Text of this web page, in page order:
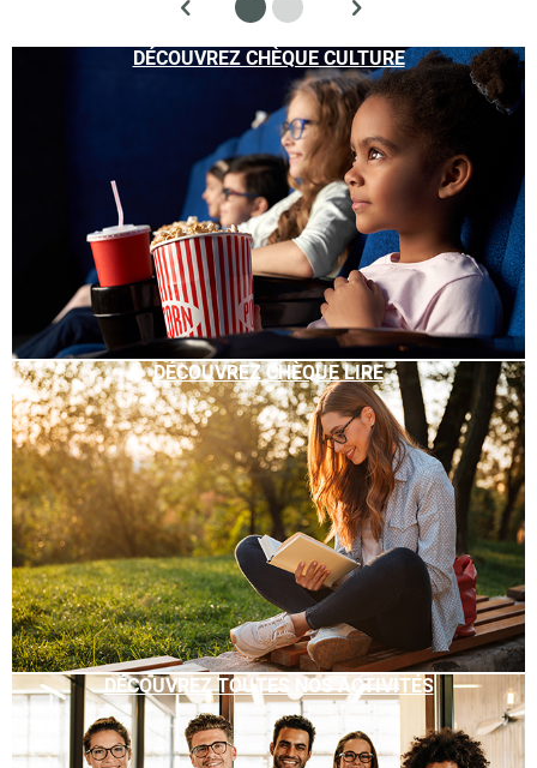
DÉCOUVREZ CHÈQUE CULTURE
DÉCOUVREZ CHÈQUE LIRE
DÉCOUVREZ TOUTES NOS ACTIVITÉS